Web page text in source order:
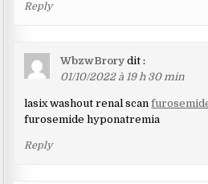
Reply
WbzwBrory dit :
01/10/2022 à 19 h 30 min
lasix washout renal scan
furosemide hyponatremia
Reply